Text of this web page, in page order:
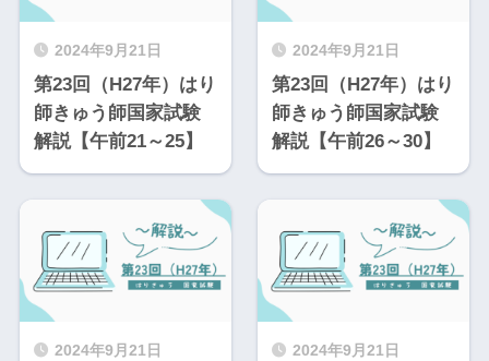
2024年9月21日
第23回（H27年）はり
師きゅう師国家試験
解説【午前21～25】
2024年9月21日
第23回（H27年）はり
師きゅう師国家試験
解説【午前26～30】
2024年9月21日 2024年9月21日